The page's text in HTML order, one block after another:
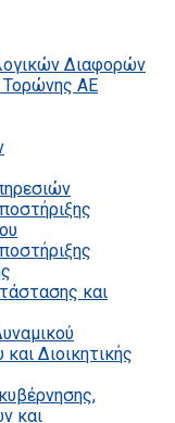
Διαφορών
Τορώνης ΑΕ
και
Διοικητικής
και